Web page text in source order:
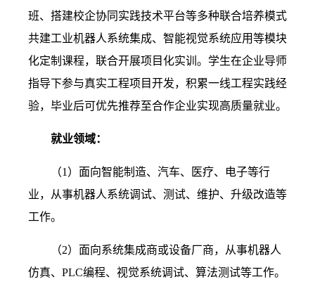
班、搭建校企协同实践技术平台等多种联合培养模式
共建工业机器人系统集成、智能视觉系统应用等模块
化定制课程，联合开展项目化实训。学生在企业导师
指导下参与真实工程项目开发，积累一线工程实践经
验，毕业后可优先推荐至合作企业实现高质量就业。
就业领域：
（1）面向智能制造、汽车、医疗、电子等行
业，从事机器人系统调试、测试、维护、升级改造等
工作。
（2）面向系统集成商或设备厂商，从事机器人
仿真、PLC编程、视觉系统调试、算法测试等工作。